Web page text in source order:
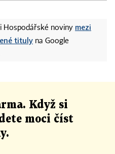
Hospodářské noviny mezi
tituly na Google
Když si
moci číst
.